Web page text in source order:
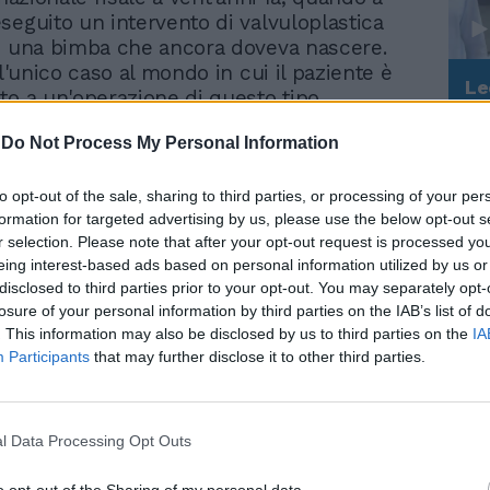
Do Not Process My Personal Information
opt-out of the sale, sharing to third parties, or processing of your
for targeted advertising by us, please use the below opt-out
selection. Please note that after your opt-out request is processed
interest-based ads based on personal information utilized by us
to third parties prior to your opt-out. You may separately
of your personal information by third parties on the IAB’s list of
This information may also be disclosed by us to third parties on the
Participants that may further disclose it to other third parties.
Data Processing Opt Outs
un intervento di valvuloplastica
bimba che ancora doveva nascere.
caso al mondo in cui il paziente è
a un'operazione di questo tipo
la ragazza che ha potuto vedere la
durante un convegno a Milano il chirurgo
prima l'aveva operata nel pancione
Questa mattina il cardiologo interventista
l'anomalia al cuore di Cassano con un
gli specialisti del settore descrivono
rapido e sicuro. Una metodica che si
locale e non comporta alcuna
catetere con un ombrellino metallico
più di una ventina di minuti. Il campione
Trump, Meloni e la strategia